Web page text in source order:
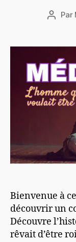
Auteur
Par
Bienvenue à
découvrir un
Découvre
rêvait d’être